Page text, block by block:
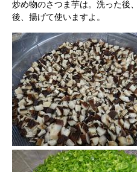
炒め物のさつま芋は。洗った後
後、揚げて使いますよ。